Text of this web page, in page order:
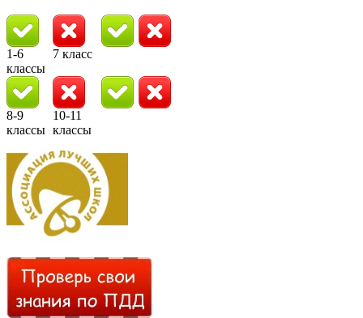
1-6
классы
7 класс
8-9
классы
10-11
классы